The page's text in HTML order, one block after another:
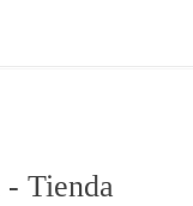
- Tienda